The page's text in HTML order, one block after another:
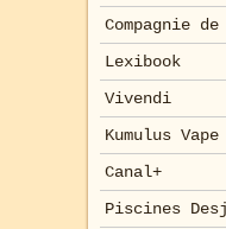
Compagnie
Lexibook
Vivendi
Kumulus Vape
Canal+
Piscines